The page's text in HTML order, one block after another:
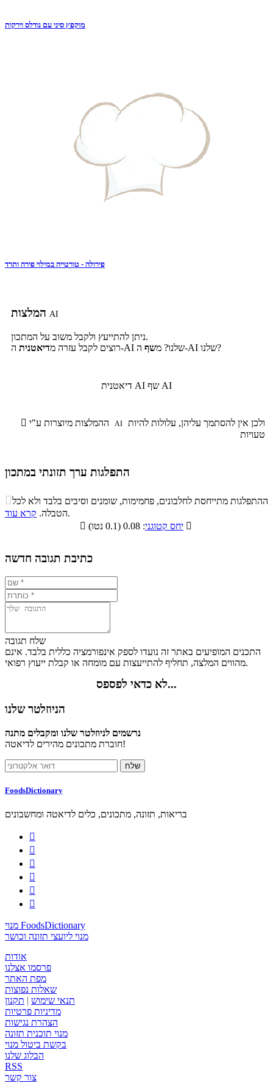
מוקפץ סיני עם נודלס וירקות
פירולה - טורטייה במילוי פירה ותרד
AI
ניתן להתייעץ ולקבל משוב על המתכון.
רוצים לקבל עזרה מדיאטנית ה-AI שלנו? משף ה-AI שלנו?
דיאטנית AI שף AI
 AI
טעויות
התפלגות ערך תזונתי במתכון
התפלגות ערך תזונתי במתכון
סיבים
תזונתיים
שומנים חלבונים
28.2% 53.5%
ההתפלגות מתייחסת לחלבונים, פחמימות, שומנים וסיבים בלבד ולא לכל
הטבלה. קרא עוד
.

יחס קטוגני 
כתיבת תגובה חדשה
שלח תגובה
התכנים המופיעים באתר זה נועדו לספק אינפורמציה כללית בלבד. אינם
מהווים המלצה, תחליף להתייעצות עם מומחה או קבלת ייעוץ רפואי.
לא כדאי לפספס...
הניוזלטר שלנו
נרשמים לניוזלטר שלנו ומקבלים מתנה
חוברת מתכונים מהירים לדיאטה!
FoodsDictionary
בריאות, תזונה, מתכונים, כלים לדיאטה ומחשבונים






מנוי FoodsDictionary
מנוי ליועצי תזונה וכושר
אודות
פרסמו אצלנו
מפת האתר
שאלות נפוצות
תנאי שימוש | תקנון
מדיניות פרטיות
הצהרת נגישות
מנוי תוכנית תזונה
בקשת ביטול מנוי
הבלוג שלנו
RSS
צור קשר